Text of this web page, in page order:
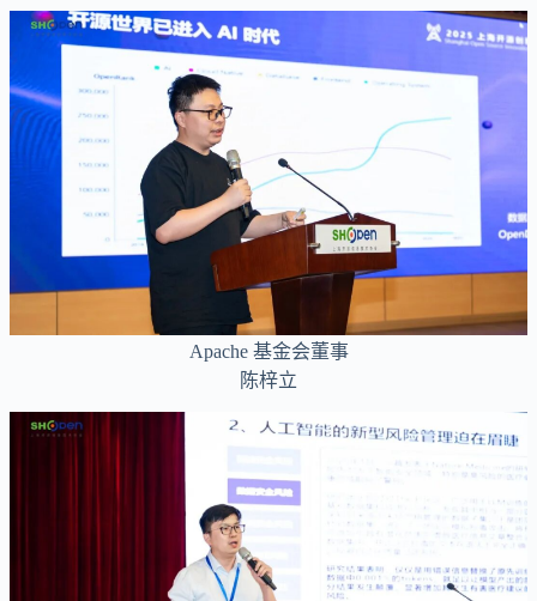
Apache 基金会董事
陈梓立